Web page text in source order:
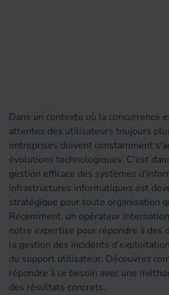
Dans un contexte où la concurrence
attentes des utilisateurs toujours
entreprises doivent constamment
évolutions technologiques. C'est
gestion efficace des systèmes
infrastructures informatiques est
stratégique pour toute organisation
Récemment, un opérateur
notre expertise pour répondre à des
la gestion des incidents
du support utilisateur. Découvrez
répondre à ce besoin avec une
des résultats concrets.